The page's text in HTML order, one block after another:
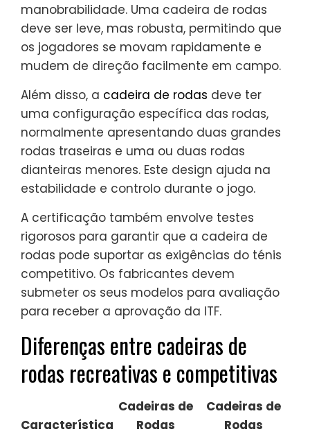
manobrabilidade. Uma cadeira de rodas
deve ser leve, mas robusta, permitindo que
os jogadores se movam rapidamente e
mudem de direção facilmente em campo.
Além disso, a cadeira de rodas deve ter
uma configuração específica das rodas,
normalmente apresentando duas grandes
rodas traseiras e uma ou duas rodas
dianteiras menores. Este design ajuda na
estabilidade e controlo durante o jogo.
A certificação também envolve testes
rigorosos para garantir que a cadeira de
rodas pode suportar as exigências do ténis
competitivo. Os fabricantes devem
submeter os seus modelos para avaliação
para receber a aprovação da ITF.
Diferenças entre cadeiras de
rodas recreativas e competitivas
Característica
Cadeiras de
Rodas
Cadeiras de
Rodas